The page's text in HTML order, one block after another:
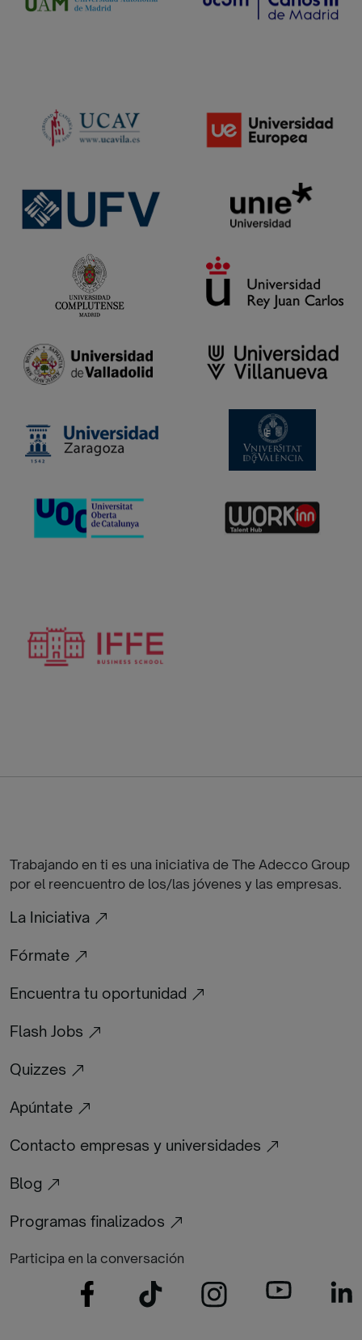
Trabajando en ti es una iniciativa de The Adecco Group
por el reencuentro de los/las jóvenes y las empresas.
La Iniciativa
Fórmate
Encuentra tu oportunidad
Flash Jobs
Quizzes
Apúntate
Contacto empresas y universidades
Blog
Programas finalizados
Participa en la conversación